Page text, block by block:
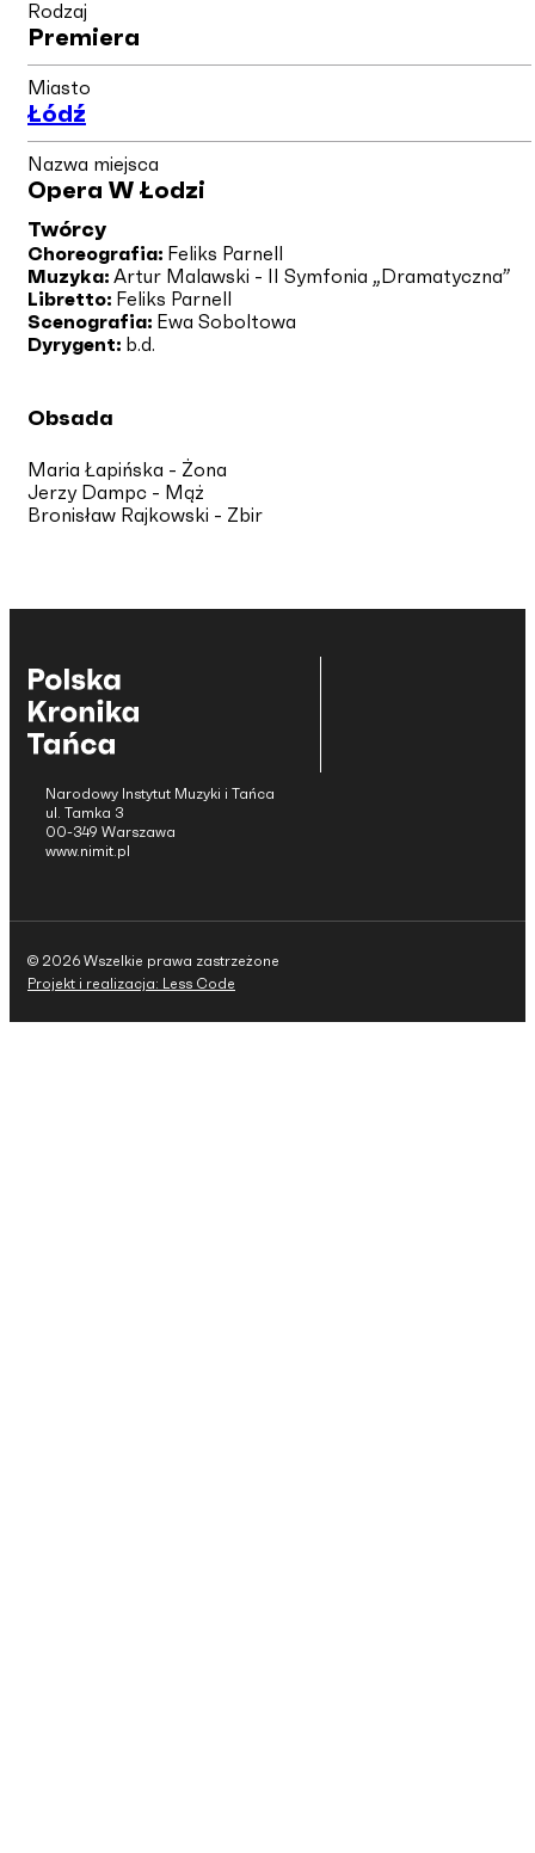
Rodzaj
Premiera
Miasto
Łódź
Nazwa miejsca
Opera W Łodzi
Twórcy
Choreografia: Feliks Parnell
Muzyka: Artur Malawski - II Symfonia „Dramatyczna”
Libretto: Feliks Parnell
Scenografia: Ewa Soboltowa
Dyrygent: b.d.
Obsada
Maria Łapińska - Żona
Jerzy Dampc - Mąż
Bronisław Rajkowski - Zbir
Narodowy Instytut Muzyki i Tańca
ul. Tamka 3
00-349 Warszawa
www.nimit.pl
© 2026 Wszelkie prawa zastrzeżone
Projekt i realizacja: Less Code